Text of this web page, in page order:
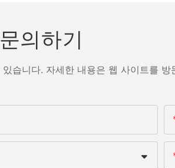
문의하기
습니다. 자세한 내용은 웹 사이트를